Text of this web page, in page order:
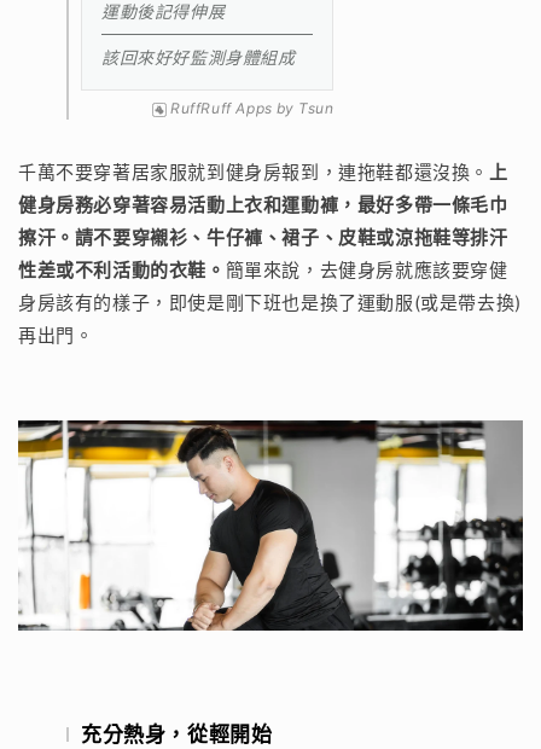
運動後記得伸展
該回來好好監測身體組成
RuffRuff Apps by Tsun
千萬不要穿著居家服就到健身房報到，連拖鞋都還沒換。 上
健身房務必穿著容易活動上衣和運動褲，最好多帶一條毛巾
擦汗。請不要穿襯衫、牛仔褲、裙子、皮鞋或涼拖鞋等排汗
性差或不利活動的衣鞋。 簡單來說，去健身房就應該要穿健
身房該有的樣子，即使是剛下班也是換了運動服(或是帶去換)
再出門。
充分熱身，從輕開始